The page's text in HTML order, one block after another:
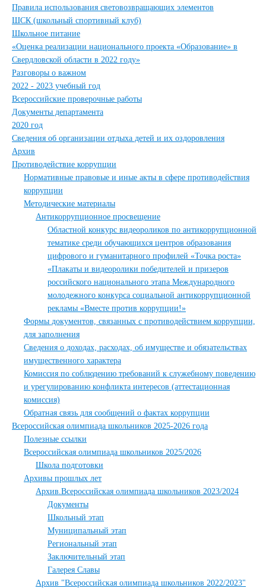
Правила использования световозвращающих элементов
ШСК (школьный спортивный клуб)
Школьное питание
«Оценка реализации национального проекта «Образование» в
Свердловской области в 2022 году»
Разговоры о важном
2022 - 2023 учебный год
Всероссийские проверочные работы
Документы департамента
2020 год
Сведения об организации отдыха детей и их оздоровления
Архив
Противодействие коррупции
Нормативные правовые и иные акты в сфере противодействия
коррупции
Методические материалы
Антикоррупционное просвещение
Областной конкурс видеороликов по антикоррупционной
тематике среди обучающихся центров образования
цифрового и гуманитарного профилей «Точка роста»
«Плакаты и видеоролики победителей и призеров
российского национального этапа Международного
молодежного конкурса социальной антикоррупционной
рекламы «Вместе против коррупции!»
Формы документов, связанных с противодействием коррупции,
для заполнения
Сведения о доходах, расходах, об имуществе и обязательствах
имущественного характера
Комиссия по соблюдению требований к служебному поведению
и урегулированию конфликта интересов (аттестационная
комиссия)
Обратная связь для сообщений о фактах коррупции
Всероссийская олимпиада школьников 2025-2026 года
Полезные ссылки
Всероссийская олимпиада школьников 2025/2026
Школа подготовки
Архивы прошлых лет
Архив.Всероссийская олимпиада школьников 2023/2024
Документы
Школьный этап
Муниципальный этап
Региональный этап
Заключительный этап
Галерея Славы
Архив "Всероссийская олимпиада школьников 2022/2023"